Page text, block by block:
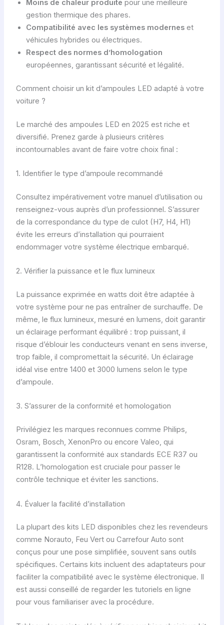
Moins de chaleur produite pour une meilleure
gestion thermique des phares.
Compatibilité avec les systèmes moderneset
véhicules hybrides ou électriques.
Respect des normes d’homologation
européennes, garantissant sécurité et légalité.
Comment choisir un kit d’ampoules LED adapté à votre
voiture ?
Le marché des ampoules LED en 2025 est riche et
diversifié. Prenez garde à plusieurs critères
incontournables avant de faire votre choix final :
1. Identifier le type d’ampoule recommandé
Consultez impérativement votre manuel d’utilisation ou
renseignez-vous auprès d’un professionnel. S’assurer
de la correspondance du type de culot (H7, H4, H1)
évite les erreurs d’installation qui pourraient
endommager votre système électrique embarqué.
2. Vérifier la puissance et le flux lumineux
La puissance exprimée en watts doit être adaptée à
votre système pour ne pas entraîner de surchauffe. De
même, le flux lumineux, mesuré en lumens, doit garantir
un éclairage performant équilibré : trop puissant, il
risque d’éblouir les conducteurs venant en sens inverse,
trop faible, il compromettait la sécurité. Un éclairage
idéal vise entre 1400 et 3000 lumens selon le type
d’ampoule.
3. S’assurer de la conformité et homologation
Privilégiez les marques reconnues comme Philips,
Osram, Bosch, XenonPro ou encore Valeo, qui
garantissent la conformité aux standards ECE R37 ou
R128. L’homologation est cruciale pour passer le
contrôle technique et éviter les sanctions.
4. Évaluer la facilité d’installation
La plupart des kits LED disponibles chez les revendeurs
comme Norauto, Feu Vert ou Carrefour Auto sont
conçus pour une pose simplifiée, souvent sans outils
spécifiques. Certains kits incluent des adaptateurs pour
faciliter la compatibilité avec le système électronique. Il
est aussi conseillé de regarder les tutoriels en ligne
pour vous familiariser avec la procédure.